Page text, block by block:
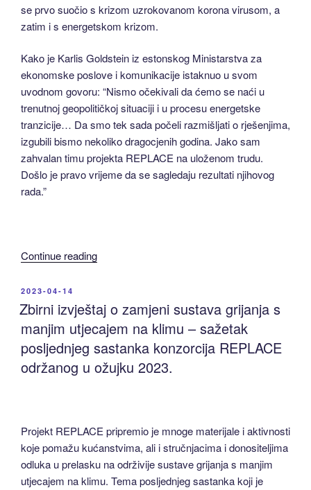
se prvo suočio s krizom uzrokovanom korona virusom, a
zatim i s energetskom krizom.
Kako je Karlis Goldstein iz estonskog Ministarstva za
ekonomske poslove i komunikacije istaknuo u svom
uvodnom govoru: “Nismo očekivali da ćemo se naći u
trenutnoj geopolitičkoj situaciji i u procesu energetske
tranzicije… Da smo tek sada počeli razmišljati o rješenjima,
izgubili bismo nekoliko dragocjenih godina. Jako sam
zahvalan timu projekta REPLACE na uloženom trudu.
Došlo je pravo vrijeme da se sagledaju rezultati njihovog
rada.”
Continue reading“Završna
REPLACE
vizija
budućnosti,
obnovljive
rješenja”
POSTED
ON
2023-04-14
Zbirni izvještaj o zamjeni sustava grijanja s
manjim utjecajem na klimu – sažetak
posljednjeg sastanka konzorcija REPLACE
održanog u ožujku 2023.
Projekt REPLACE pripremio je mnoge materijale i aktivnosti
koje pomažu kućanstvima, ali i stručnjacima i donositeljima
odluka u prelasku na održivije sustave grijanja s manjim
utjecajem na klimu. Tema posljednjeg sastanka koji je